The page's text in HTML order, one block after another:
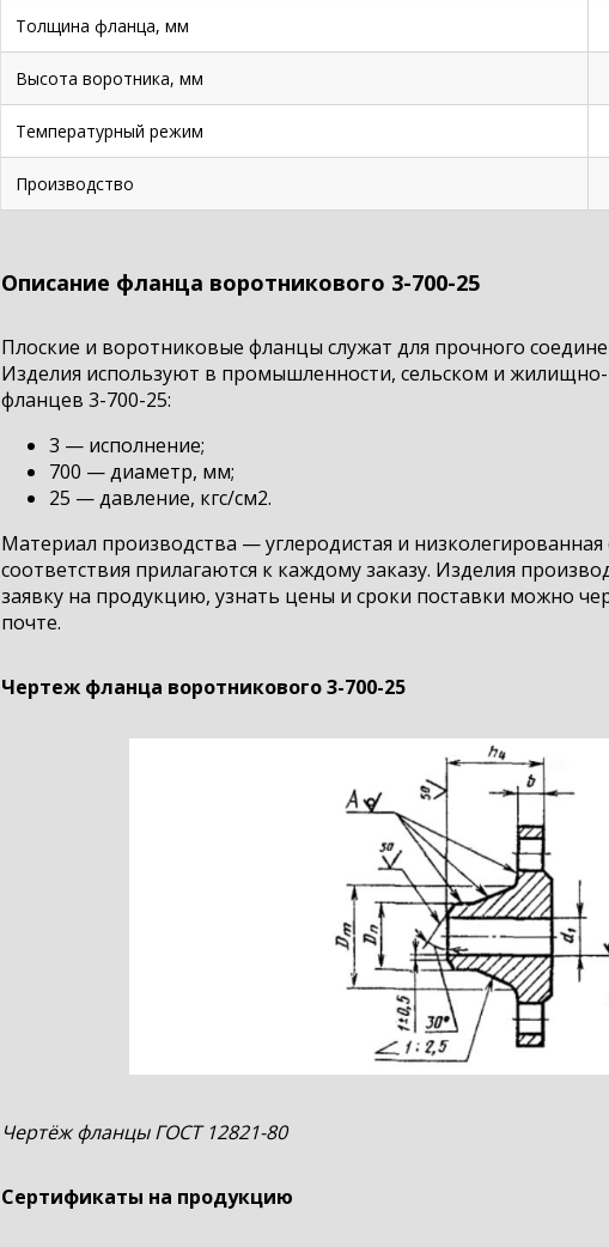
Толщина фланца, мм
Высота воротника, мм
Температурный режим
Производство
Описание фланца воротникового 3-700-25
Плоские и воротниковые фланцы служат для прочного
Изделия используют в промышленности, сельском и
фланцев 3-700-25:
3 — исполнение;
700 — диаметр, мм;
25 — давление, кгс/см2.
Материал производства — углеродистая и низколегированная
соответствия прилагаются к каждому заказу. Изделия
заявку на продукцию, узнать цены и сроки поставки можно
почте.
Чертеж фланца воротникового 3-700-25
Чертёж фланцы ГОСТ 12821-80
Сертификаты на продукцию